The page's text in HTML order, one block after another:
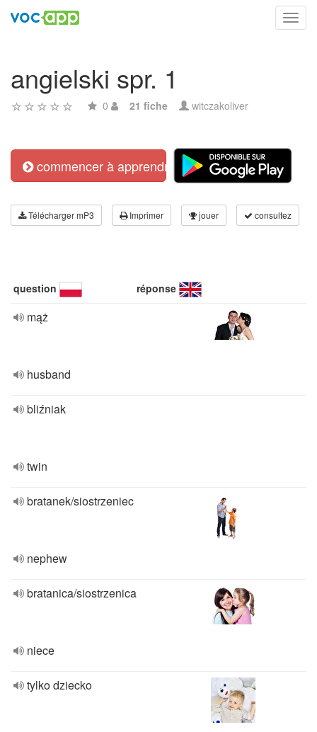
angielski spr. 1
0 21 fiche witczakoliver
commencer à apprendre
Télécharger mP3 Imprimer jouer consultez
question réponse
mąż
husband
bliźniak
twin
bratanek/siostrzeniec
nephew
bratanica/siostrzenica
niece
tylko dziecko